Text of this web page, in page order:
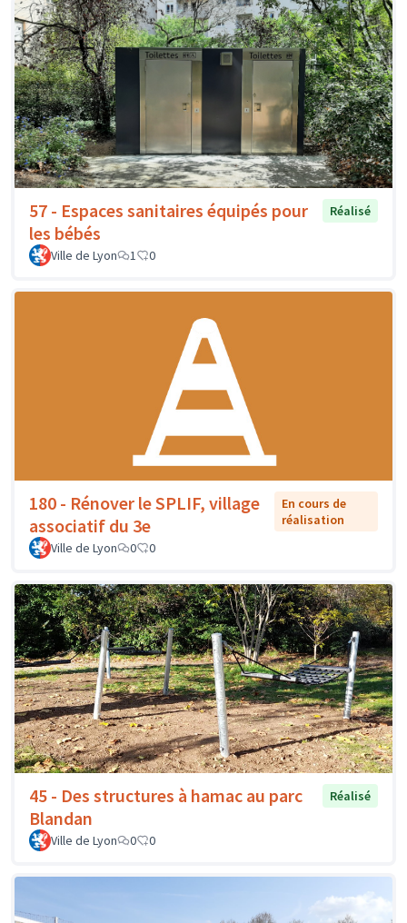
57 - Espaces sanitaires équipés pour
les bébés
Réalisé
Ville de Lyon 1 0
180 - Rénover le SPLIF, village
associatif du 3e
En cours de
réalisation
Ville de Lyon
0 0
45 - Des structures à hamac au parc
Blandan
Réalisé
Ville de Lyon 0 0